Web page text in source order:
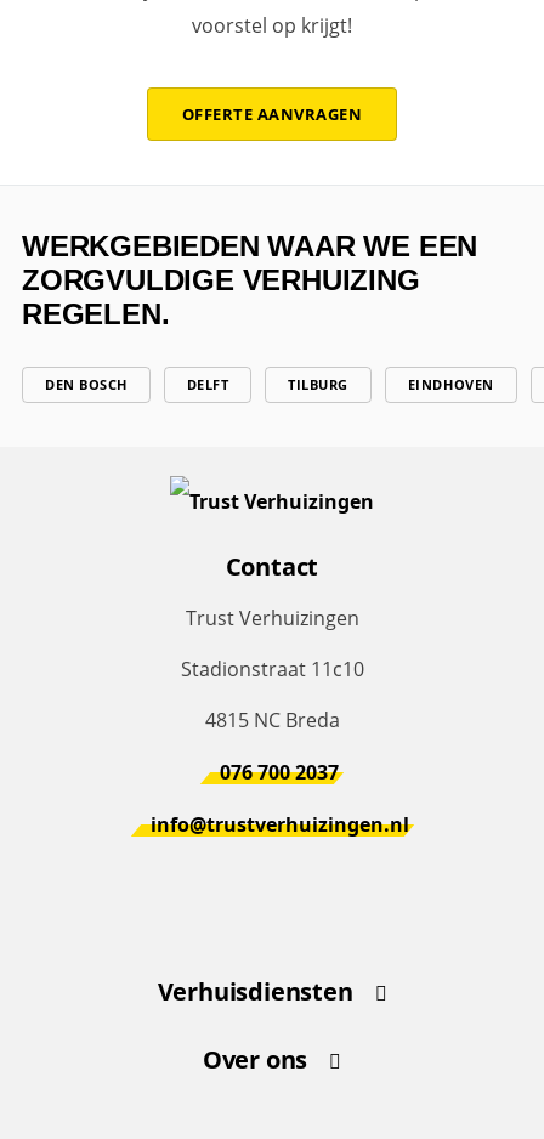
voorstel op krijgt!
OFFERTE AANVRAGEN
WERKGEBIEDEN WAAR WE EEN
ZORGVULDIGE VERHUIZING
REGELEN.
DEN BOSCH DELFT TILBURG EINDHOVEN
Contact
Trust Verhuizingen
Stadionstraat 11c10
4815 NC Breda
076 700 2037
info@trustverhuizingen.nl
Verhuisdiensten
Particuliere verhuizingen
Over ons